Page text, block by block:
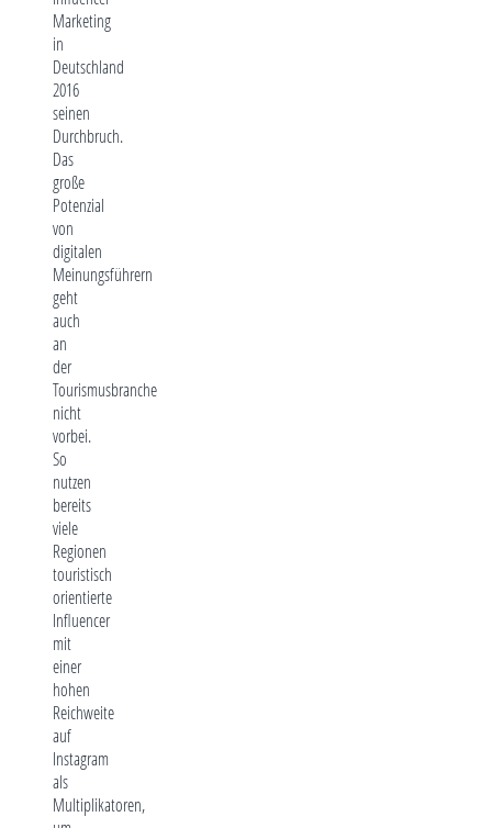
Marketing
in
Deutschland
2016
seinen
Durchbruch.
Das
große
Potenzial
von
digitalen
Meinungsführern
geht
auch
an
der
Tourismusbranche
nicht
vorbei.
So
nutzen
bereits
viele
Regionen
touristisch
orientierte
Influencer
mit
einer
hohen
Reichweite
auf
Instagram
als
Multiplikatoren,